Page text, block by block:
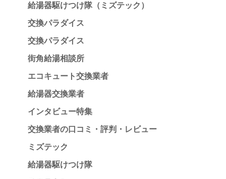
給湯器駆けつけ隊（ミズテック）
交換パラダイス
交換パラダイス
街角給湯相談所
エコキュート交換業者
給湯器交換業者
インタビュー特集
交換業者の口コミ・評判・レビュー
ミズテック
給湯器駆けつけ隊